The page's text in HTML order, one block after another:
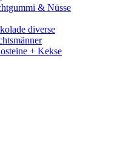
& Nüsse
diverse
+ Kekse